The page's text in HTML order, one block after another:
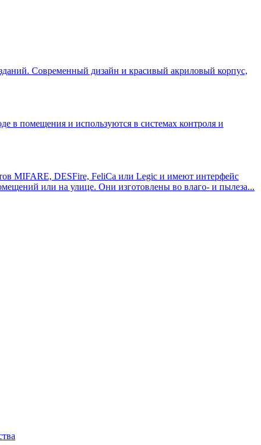
Современный дизайн и красивый акриловый корпус,
в помещения и используются в системах контроля и
MIFARE, DESFire, FeliCa или Legic и имеют интерфейс
или на улице. Они изготовлены во влаго- и пылеза...